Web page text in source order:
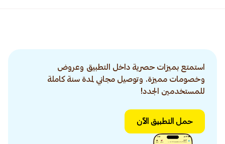
استمتع بميزات حصرية داخل التطبيق وعروض
وخصومات مميزة. وتوصيل مجاني لمدة سنة كاملة
للمستخدمين الجدد!
حمل التطبيق الآن